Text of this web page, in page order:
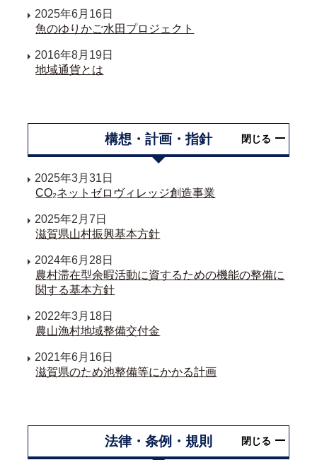
2025年6月16日
魚のゆりかご水田プロジェクト
2016年8月19日
地域通貨とは
構想・計画・指針 閉じる
2025年3月31日
CO₂ネットゼロヴィレッジ創造事業
2025年2月7日
滋賀県山村振興基本方針
2024年6月28日
農村滞在型余暇活動に資するための機能の整備に
関する基本方針
2022年3月18日
農山漁村地域整備交付金
2021年6月16日
滋賀県のため池整備等にかかる計画
法律・条例・規則 閉じる